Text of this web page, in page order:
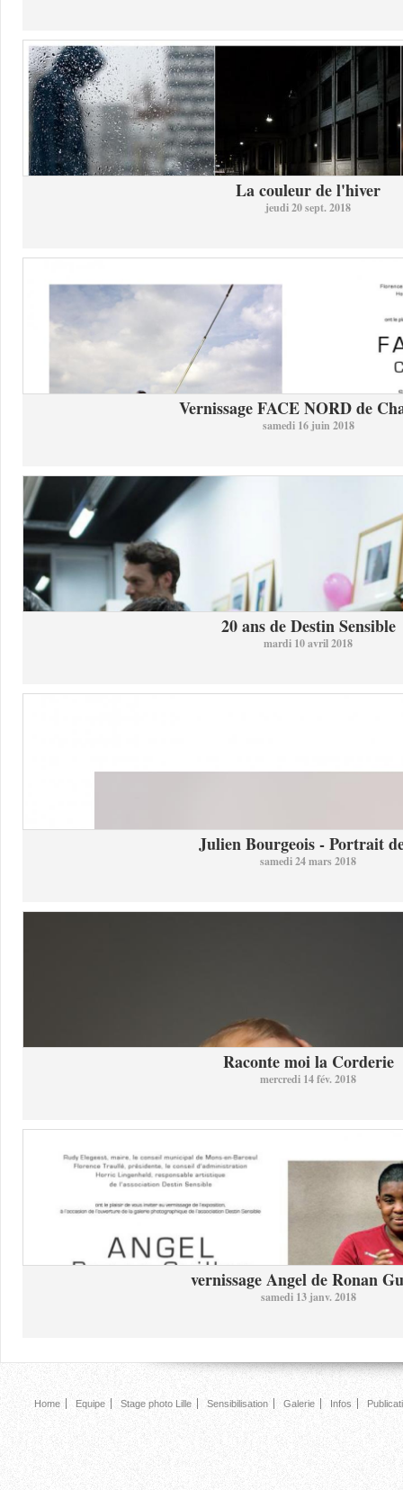
La couleur de l'hiver
jeudi 20 sept. 2018
Vernissage FACE NORD de
samedi 16 juin 2018
20 ans de Destin Sensible
mardi 10 avril 2018
Julien Bourgeois - Portrait
samedi 24 mars 2018
Raconte moi la Corderie
mercredi 14 fév. 2018
vernissage Angel de Ronan
samedi 13 janv. 2018
Home Equipe Stage photo Lille Sensibilisation Galerie Infos